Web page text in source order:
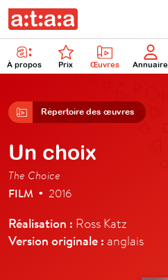
À propos Prix Œuvres Annuaire
Répertoire des œuvres
Un choix
The Choice
FILM • 2016
Réalisation : Ross Katz
Version originale : anglais